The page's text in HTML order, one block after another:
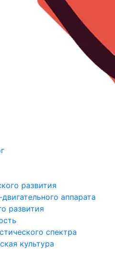
развития
аппарата
развития
спектра
культура